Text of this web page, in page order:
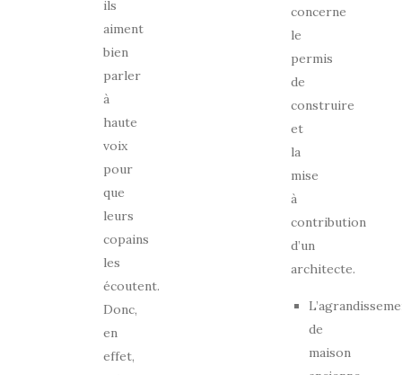
ils
aiment
bien
parler
à
haute
voix
pour
que
leurs
copains
les
écoutent.
Donc,
en
effet,
concerne
le
permis
de
construire
et
la
mise
à
contribution
d’un
architecte.
de
maison